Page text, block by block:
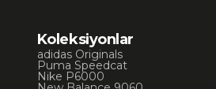
Koleksiyonlar
adidas Originals
Puma Speedcat
Nike P6000